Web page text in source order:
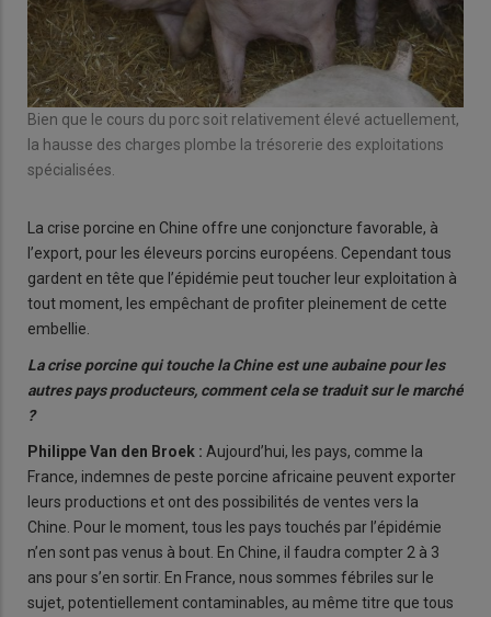
Bien que le cours du porc soit relativement élevé actuellement,
la hausse des charges plombe la trésorerie des exploitations
spécialisées.
La crise porcine en Chine offre une conjoncture favorable, à
l’export, pour les éleveurs porcins européens. Cependant tous
gardent en tête que l’épidémie peut toucher leur exploitation à
tout moment, les empêchant de profiter pleinement de cette
embellie.
La crise porcine qui touche la Chine est une aubaine pour les
autres pays producteurs, comment cela se traduit sur le marché
?
Philippe Van den Broek : Aujourd’hui, les pays, comme la
France, indemnes de peste porcine africaine peuvent exporter
leurs productions et ont des possibilités de ventes vers la
Chine. Pour le moment, tous les pays touchés par l’épidémie
n’en sont pas venus à bout. En Chine, il faudra compter 2 à 3
ans pour s’en sortir. En France, nous sommes fébriles sur le
sujet, potentiellement contaminables, au même titre que tous